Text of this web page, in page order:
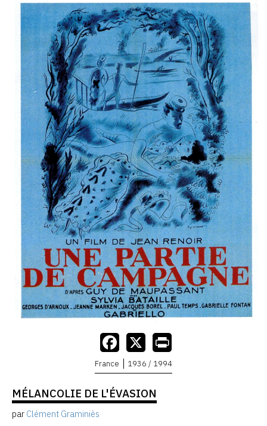
France 1936 / 1994
MÉLANCOLIE DE L'ÉVASION
par Clément Graminiès